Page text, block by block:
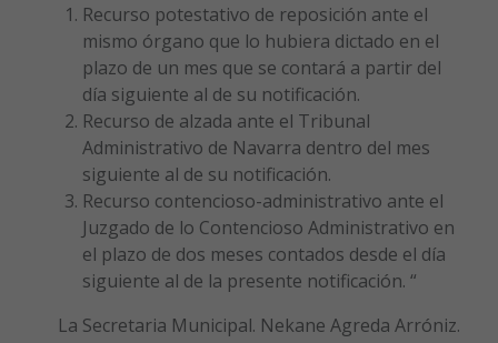
Recurso potestativo de reposición ante el
mismo órgano que lo hubiera dictado en el
plazo de un mes que se contará a partir del
día siguiente al de su notificación.
Recurso de alzada ante el Tribunal
Administrativo de Navarra dentro del mes
siguiente al de su notificación.
Recurso contencioso-administrativo ante el
Juzgado de lo Contencioso Administrativo en
el plazo de dos meses contados desde el día
siguiente al de la presente notificación. “
La Secretaria Municipal. Nekane Agreda Arróniz.